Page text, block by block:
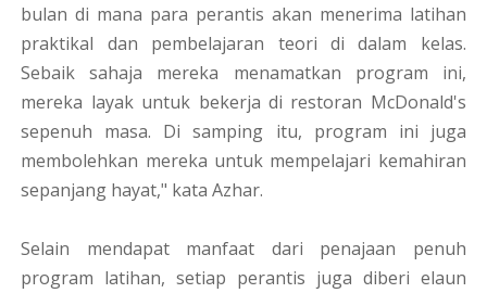
bulan di mana para perantis akan menerima latihan
praktikal dan pembelajaran teori di dalam kelas.
Sebaik sahaja mereka menamatkan program ini,
mereka layak untuk bekerja di restoran McDonald's
sepenuh masa. Di samping itu, program ini juga
membolehkan mereka untuk mempelajari kemahiran
sepanjang hayat," kata Azhar.
Selain mendapat manfaat dari penajaan penuh
program latihan, setiap perantis juga diberi elaun